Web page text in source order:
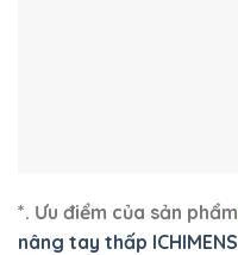
*. Ưu điểm của sản phẩm
nâng tay thấp ICHIMENS